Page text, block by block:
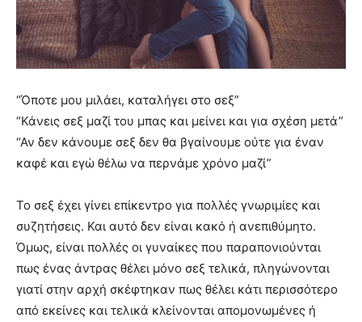
“Όποτε μου μιλάει, καταλήγει στο σεξ”
“Κάνεις σεξ μαζί του μπας και μείνει και για σχέση μετά”
“Αν δεν κάνουμε σεξ δεν θα βγαίνουμε ούτε για έναν
καφέ και εγώ θέλω να περνάμε χρόνο μαζί”
Το σεξ έχει γίνει επίκεντρο για πολλές γνωριμίες και
συζητήσεις. Και αυτό δεν είναι κακό ή ανεπιθύμητο.
Όμως, είναι πολλές οι γυναίκες που παραπονιούνται
πως ένας άντρας θέλει μόνο σεξ τελικά, πληγώνονται
γιατί στην αρχή σκέφτηκαν πως θέλει κάτι περισσότερο
από εκείνες και τελικά κλείνονται απομονωμένες ή